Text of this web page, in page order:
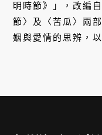
明時節》」，改編
節〉及〈苦瓜〉兩
姻與愛情的思辨，